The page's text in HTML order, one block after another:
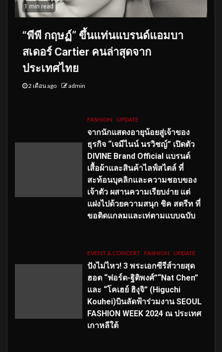
1 min read
“พีพี กฤษฏ์” ขึ้นแท่นแบรนด์แอมบา
สเดอร์ Cartier คนล่าสุดจาก
ประเทศไทย
2 เดือน ago admin
FASHION UPDATE
จากนักแสดงอายุน้อยสู่เจ้าของ
ธุรกิจ “เจมีไนน์ นรวิชญ์” เปิดตัว
DIVINE Brand Official แบรนด์
เสื้อผ้าและสินค้าไลฟ์สไตล์ ที่
สะท้อนบุคลิกและความชอบของ
เจ้าตัว ผสานความเรียบง่าย แต่
แฝงไปด้วยความสนุก ชิค สตรีท ที่
ขอติดแกลมและเท่ตามแบบฉบับ
EVENT & CONCERT FASHION UPDATE
ปังไม่ไหว! 3 พระเอกซีรีส์วายสุด
ฮอต “ฟอร์ด-ฐิติพงศ์”“Nat Chen”
และ “โคเฮย์ ฮิงุจิ” (Higuchi
Kouhei)บินลัดฟ้าร่วมงาน SEOUL
FASHION WEEK 2024 ณ ประเทศ
เกาหลีใต้